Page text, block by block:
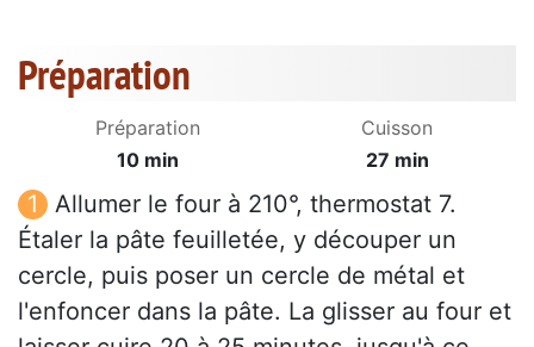
Préparation
Préparation
10 min
Cuisson
27 min
Allumer le four à 210°, thermostat 7.
Étaler la pâte feuilletée, y découper un
cercle, puis poser un cercle de métal et
l'enfoncer dans la pâte. La glisser au four et